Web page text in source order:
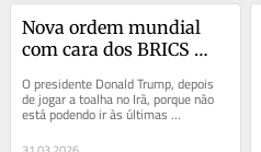
Nova ordem mundial
com cara dos BRICS
Trump decreta Reinado
de Murici: cada um por
O presidente Donald Trump, depois
de jogar a toalha no Irã, porque não
está podendo ir às últimas
consequências na guerra, sob pena
de jogar o...